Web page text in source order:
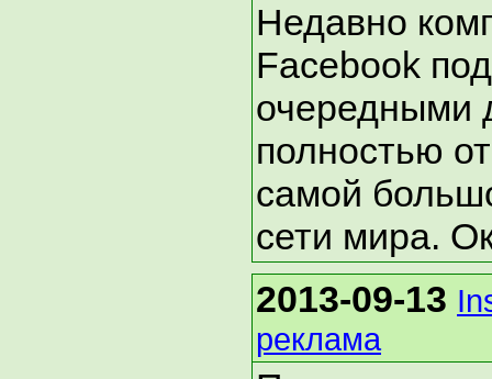
Недавно
Facebook
очередными
полностью
самой
сети мира.
2013-09-13
реклама